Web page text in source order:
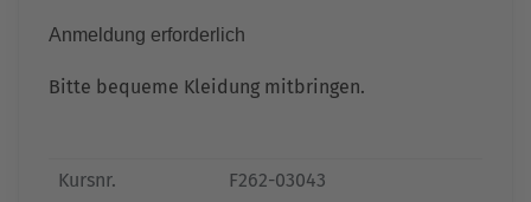
Anmeldung erforderlich
Bitte bequeme Kleidung mitbringen.
Kursnr.
F262-03043